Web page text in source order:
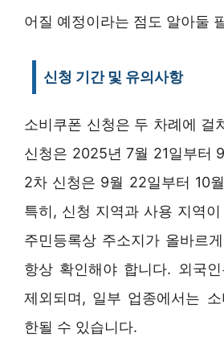
어질 예정이라는 점도 알아둘
신청 기간 및 유의사항
소비쿠폰 신청은 두 차례에 걸
신청은 2025년 7월 21일부터
2차 신청은 9월 22일부터 10
특히, 신청 지역과 사용 지역
주민등록상 주소지가 올바르
항상 확인해야 합니다. 외국
제외되며, 일부 업종에서는
한될 수 있습니다.